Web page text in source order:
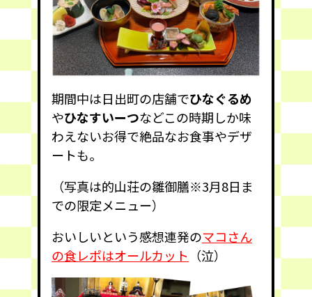
期間中は日出町の店舗でひなぐるめ
やひなすいーつなどこの時期しか味
わえないお得で絶品なお食事やデザ
ートも。
（写真は的山荘の雛御膳※3月8日ま
での限定メニュー）
おいしいという感想連発のマコさん
の食レポはオールカット （泣）